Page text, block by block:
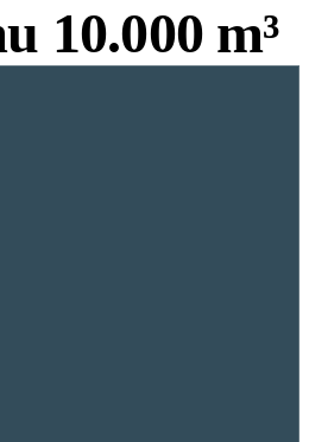
10.000 m³